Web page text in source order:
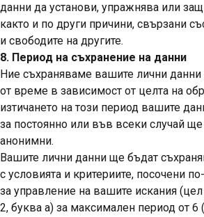
данни да установи, упражнява или
както и по други причини, свързани
и свободите на другите.
8. Период на съхранение на данни
Ние съхраняваме вашите лични данни
от време в зависимост от целта на
изтичането на този период вашите
за постоянно или във всеки случай
анонимни.
Вашите лични данни ще бъдат
с условията и критериите, посочени
за управление на вашите искания (цел
2, буква а) за максимален период от